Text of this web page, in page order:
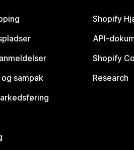
sampak
Shopify
API-
Shopify
Research